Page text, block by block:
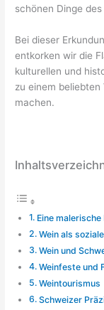
schönen Dinge
Bei dieser
entkorken wir die
kulturellen und
zu einem beliebten
machen.
Eine
Wein als
Wein und
Weinfeste und
Weintourismus
Schweizer